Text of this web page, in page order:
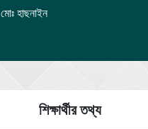
মোঃ হাছনাইন
শিক্ষার্থীর তথ্য